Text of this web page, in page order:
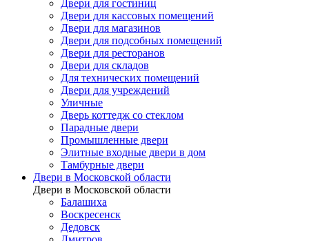
Двери для гостиниц
Двери для кассовых помещений
Двери для магазинов
Двери для подсобных помещений
Двери для ресторанов
Двери для складов
Для технических помещений
Двери для учреждений
Уличные
Дверь коттедж со стеклом
Парадные двери
Промышленные двери
Элитные входные двери в дом
Тамбурные двери
Двери в Московской области
Двери в Московской области
Балашиха
Воскресенск
Дедовск